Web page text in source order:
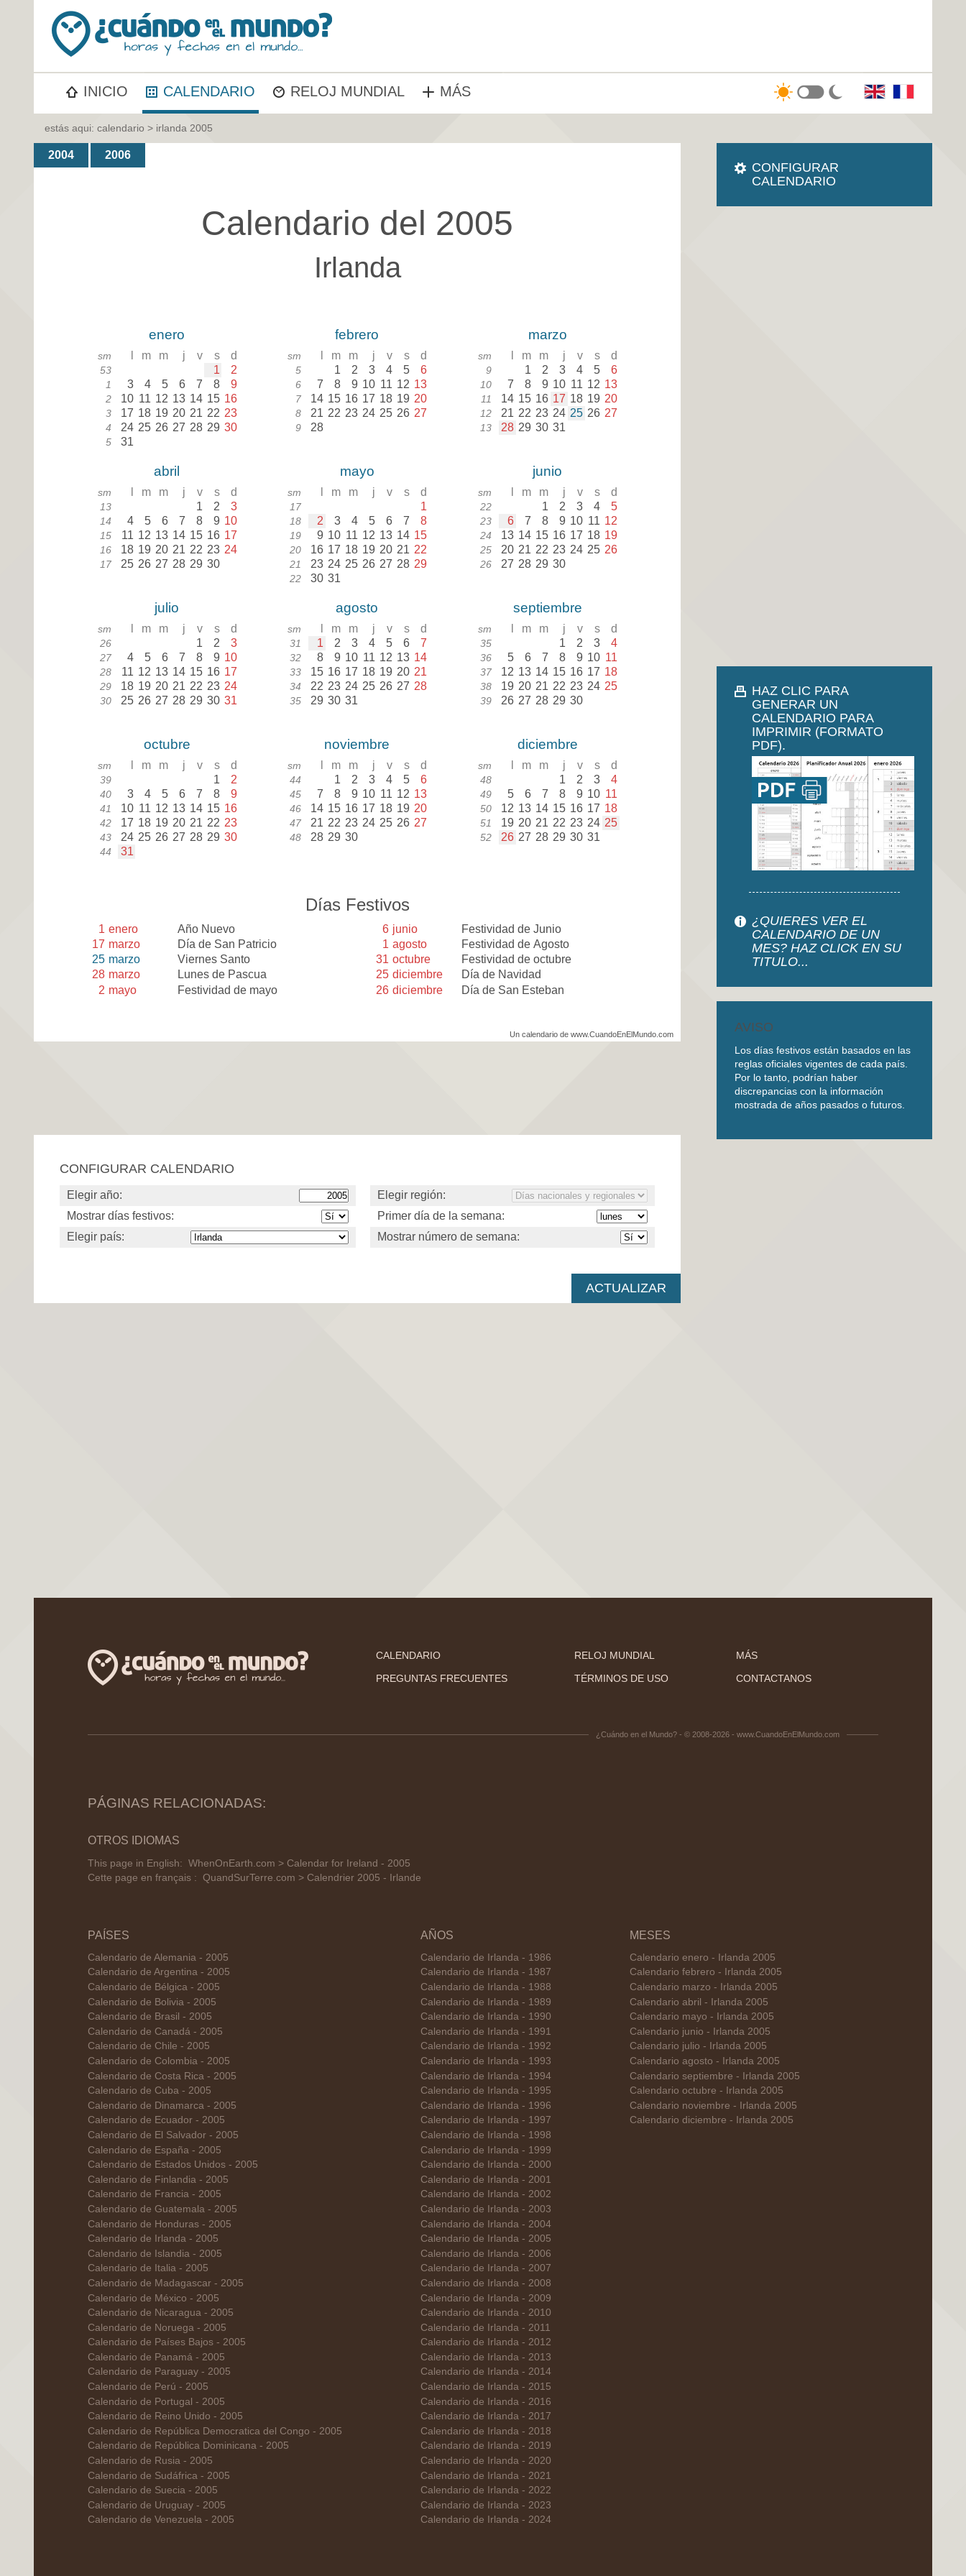
INICIO CALENDARIO RELOJ MUNDIAL MÁS
estás aqui: calendario > irlanda 2005
2004 2006
Calendario del 2005
Irlanda
enero
sm m m j v s d
53 1 2
1 3 4 5 6 7 8 9
2 10 11 12 13 14 15 16
3 17 18 19 20 21 22 23
4 24 25 26 27 28 29 30
5 31
febrero
sm m m j v s d
5 1 2 3 4 5 6
6 7 8 9 10 11 12 13
7 14 15 16 17 18 19 20
8 21 22 23 24 25 26 27
9 28
marzo
sm m m j v s d
9 1 2 3 4 5 6
10 7 8 9 10 11 12 13
11 14 15 16 17 18 19 20
12 21 22 23 24 25 26 27
13 28 29 30 31
abril
sm m m j v s d
13 1 2 3
14 4 5 6 7 8 9 10
15 11 12 13 14 15 16 17
16 18 19 20 21 22 23 24
17 25 26 27 28 29 30
mayo
sm m m j v s d
17 1
18 2 3 4 5 6 7 8
19 9 10 11 12 13 14 15
20 16 17 18 19 20 21 22
21 23 24 25 26 27 28 29
22 30 31
junio
sm m m j v s d
22 1 2 3 4 5
23 6 7 8 9 10 11 12
24 13 14 15 16 17 18 19
25 20 21 22 23 24 25 26
26 27 28 29 30
julio
sm m m j v s d
26 1 2 3
27 4 5 6 7 8 9 10
28 11 12 13 14 15 16 17
29 18 19 20 21 22 23 24
30 25 26 27 28 29 30 31
agosto
sm m m j v s d
31 1 2 3 4 5 6 7
32 8 9 10 11 12 13 14
33 15 16 17 18 19 20 21
34 22 23 24 25 26 27 28
35 29 30 31
septiembre
sm m m j v s d
35 1 2 3 4
36 5 6 7 8 9 10 11
37 12 13 14 15 16 17 18
38 19 20 21 22 23 24 25
39 26 27 28 29 30
octubre
sm m m j v s d
39 1 2
40 3 4 5 6 7 8 9
41 10 11 12 13 14 15 16
42 17 18 19 20 21 22 23
43 24 25 26 27 28 29 30
44 31
noviembre
sm m m j v s d
44 1 2 3 4 5 6
45 7 8 9 10 11 12 13
46 14 15 16 17 18 19 20
47 21 22 23 24 25 26 27
48 28 29 30
diciembre
sm m m j v s d
48 1 2 3 4
49 5 6 7 8 9 10 11
50 12 13 14 15 16 17 18
51 19 20 21 22 23 24 25
52 26 27 28 29 30 31
Días Festivos
1 enero
Año Nuevo
17 marzo
Día de San Patricio
25 marzo
Viernes Santo
28 marzo
Lunes de Pascua
2 mayo Festividad de mayo
6 junio
Festividad de Junio
1 agosto
Festividad de Agosto
31 octubre
Festividad de octubre
25 diciembre
Día de Navidad
26 diciembre Día de San Esteban
Un calendario de www.CuandoEnElMundo.com
CONFIGURAR CALENDARIO
Elegir año:
Mostrar días festivos:
Elegir país:
Elegir región:
Primer día de la semana:
Mostrar número de semana:
CONFIGURAR
CALENDARIO
HAZ CLIC PARA
GENERAR UN
CALENDARIO PARA
IMPRIMIR (FORMATO
PDF).
¿QUIERES VER EL
CALENDARIO DE UN
MES? HAZ CLICK EN SU
TITULO...
AVISO
Los días festivos están basados en las
reglas oficiales vigentes de cada país.
Por lo tanto, podrían haber
discrepancias con la información
mostrada de años pasados o futuros.
CALENDARIO RELOJ MUNDIAL
MÁS
PREGUNTAS FRECUENTES
TÉRMINOS DE USO CONTACTANOS
¿Cuándo en el Mundo? - © 2008-2026 - www.CuandoEnElMundo.com
PÁGINAS RELACIONADAS:
OTROS IDIOMAS
This page in English: WhenOnEarth.com > Calendar for Ireland - 2005
Cette page en français : QuandSurTerre.com > Calendrier 2005 - Irlande
PAÍSES
Calendario de Alemania - 2005
Calendario de Argentina - 2005
Calendario de Bélgica - 2005
Calendario de Bolivia - 2005
Calendario de Brasil - 2005
Calendario de Canadá - 2005
Calendario de Chile - 2005
Calendario de Colombia - 2005
Calendario de Costa Rica - 2005
Calendario de Cuba - 2005
Calendario de Dinamarca - 2005
Calendario de Ecuador - 2005
Calendario de El Salvador - 2005
Calendario de España - 2005
Calendario de Estados Unidos - 2005
Calendario de Finlandia - 2005
Calendario de Francia - 2005
Calendario de Guatemala - 2005
Calendario de Honduras - 2005
Calendario de Irlanda - 2005
Calendario de Islandia - 2005
Calendario de Italia - 2005
Calendario de Madagascar - 2005
Calendario de México - 2005
Calendario de Nicaragua - 2005
Calendario de Noruega - 2005
Calendario de Países Bajos - 2005
Calendario de Panamá - 2005
Calendario de Paraguay - 2005
Calendario de Perú - 2005
Calendario de Portugal - 2005
Calendario de Reino Unido - 2005
Calendario de República Democratica del Congo - 2005
Calendario de República Dominicana - 2005
Calendario de Rusia - 2005
Calendario de Sudáfrica - 2005
Calendario de Suecia - 2005
Calendario de Uruguay - 2005
Calendario de Venezuela - 2005
AÑOS
Calendario de Irlanda - 1986
Calendario de Irlanda - 1987
Calendario de Irlanda - 1988
Calendario de Irlanda - 1989
Calendario de Irlanda - 1990
Calendario de Irlanda - 1991
Calendario de Irlanda - 1992
Calendario de Irlanda - 1993
Calendario de Irlanda - 1994
Calendario de Irlanda - 1995
Calendario de Irlanda - 1996
Calendario de Irlanda - 1997
Calendario de Irlanda - 1998
Calendario de Irlanda - 1999
Calendario de Irlanda - 2000
Calendario de Irlanda - 2001
Calendario de Irlanda - 2002
Calendario de Irlanda - 2003
Calendario de Irlanda - 2004
Calendario de Irlanda - 2005
Calendario de Irlanda - 2006
Calendario de Irlanda - 2007
Calendario de Irlanda - 2008
Calendario de Irlanda - 2009
Calendario de Irlanda - 2010
Calendario de Irlanda - 2011
Calendario de Irlanda - 2012
Calendario de Irlanda - 2013
Calendario de Irlanda - 2014
Calendario de Irlanda - 2015
Calendario de Irlanda - 2016
Calendario de Irlanda - 2017
Calendario de Irlanda - 2018
Calendario de Irlanda - 2019
Calendario de Irlanda - 2020
Calendario de Irlanda - 2021
Calendario de Irlanda - 2022
Calendario de Irlanda - 2023
Calendario de Irlanda - 2024
MESES
Calendario enero - Irlanda 2005
Calendario febrero - Irlanda 2005
Calendario marzo - Irlanda 2005
Calendario abril - Irlanda 2005
Calendario mayo - Irlanda 2005
Calendario junio - Irlanda 2005
Calendario julio - Irlanda 2005
Calendario agosto - Irlanda 2005
Calendario septiembre - Irlanda 2005
Calendario octubre - Irlanda 2005
Calendario noviembre - Irlanda 2005
Calendario diciembre - Irlanda 2005